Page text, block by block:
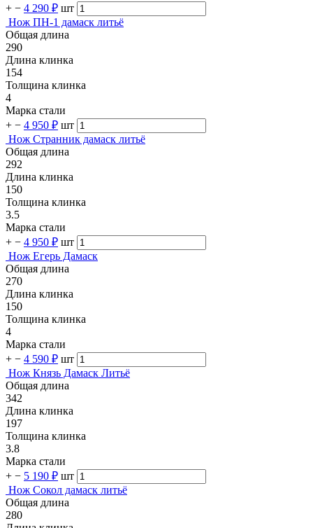
+ − 4 290 ₽ шт
Нож ПН-1 дамаск литьё
Общая длина
290
Длина клинка
154
Толщина клинка
4
Марка стали
+ − 4 950 ₽ шт
Нож Странник дамаск литьё
Общая длина
292
Длина клинка
150
Толщина клинка
3.5
Марка стали
+ − 4 950 ₽ шт
Нож Егерь Дамаск
Общая длина
270
Длина клинка
150
Толщина клинка
4
Марка стали
+ − 4 590 ₽ шт
Нож Князь Дамаск Литьё
Общая длина
342
Длина клинка
197
Толщина клинка
3.8
Марка стали
+ − 5 190 ₽ шт
Нож Сокол дамаск литьё
Общая длина
280